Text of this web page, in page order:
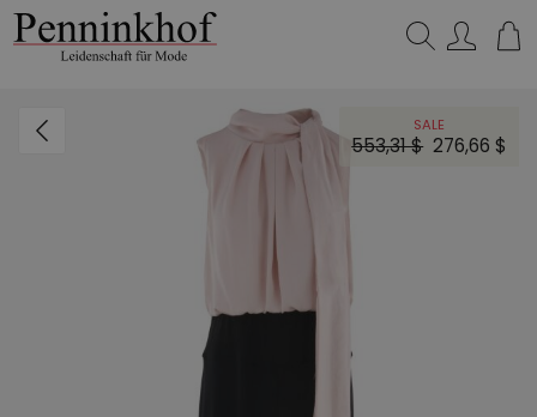
SALE
553,31 $ 276,66 $